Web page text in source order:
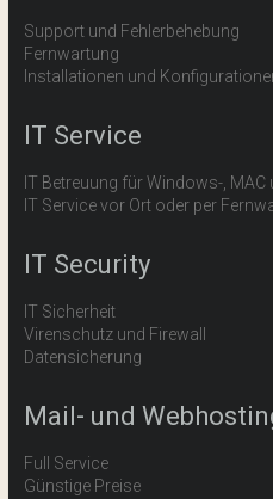
Support und Fehlerbehebung
Fernwartung
Installationen und
IT Service
IT Betreuung für Windows-,
IT Service vor Ort oder per
IT Security
IT Sicherheit
Virenschutz und Firewall
Datensicherung
Mail- und
Full Service
Günstige Preise